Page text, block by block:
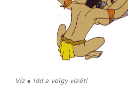
Víz ● Idd a völgy vizét!